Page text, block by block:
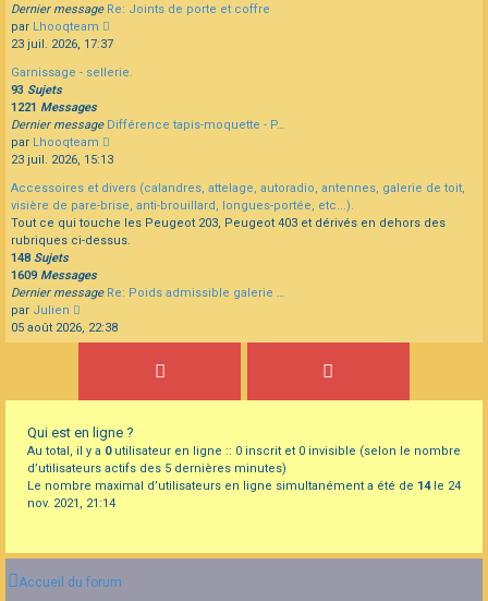
Dernier message Re: Joints de porte et coffre
par Lhooqteam
le
message
23 juil. 2026, 17:37
Garnissage - sellerie.
93 Sujets
1221 Messages
Dernier message Différence tapis-moquette - P…
par Lhooqteam
le
message
23 juil. 2026, 15:13
Accessoires et divers (calandres, attelage, autoradio, antennes, galerie de toit,
visière de pare-brise, anti-brouillard, longues-portée, etc...).
Tout ce qui touche les Peugeot 203, Peugeot 403 et dérivés en dehors des
rubriques ci-dessus.
148 Sujets
1609 Messages
Dernier message Re: Poids admissible galerie …
par Julien
le
dernier
05 août 2026, 22:38
Qui est en ligne ?
Au total, il y a 0utilisateur en ligne :: 0 inscrit et 0 invisible (selon le nombre
d’utilisateurs actifs des 5 dernières minutes)
Le nombre maximal d’utilisateurs en ligne simultanément a été de 14le 24
nov. 2021, 21:14
Accueil du forum